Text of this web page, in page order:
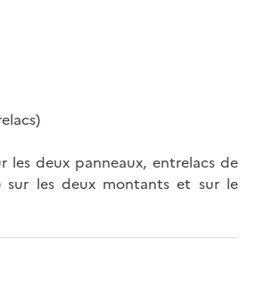
les deux panneaux, entrelacs de
sur les deux montants et sur le